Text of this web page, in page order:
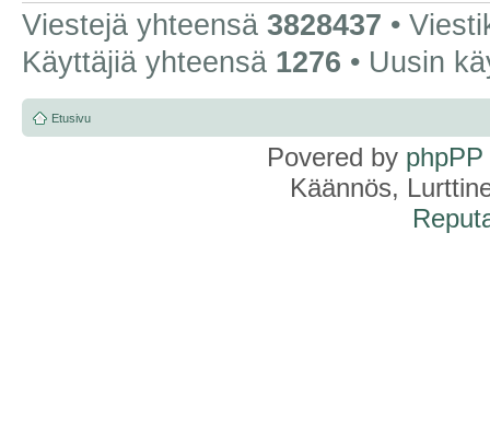
Viestejä yhteensä 3828437 •
Käyttäjiä yhteensä 1276 • Uusin
Etusivu
Povered by phpPP
Käännös,